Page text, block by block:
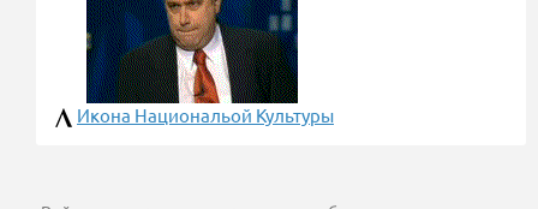
Икона Национальой Культуры